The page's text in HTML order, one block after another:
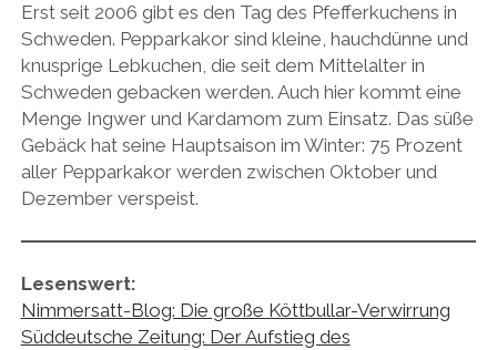
Erst seit 2006 gibt es den Tag des Pfefferkuchens in
Schweden. Pepparkakor sind kleine, hauchdünne und
knusprige Lebkuchen, die seit dem Mittelalter in
Schweden gebacken werden. Auch hier kommt eine
Menge Ingwer und Kardamom zum Einsatz. Das süße
Gebäck hat seine Hauptsaison im Winter: 75 Prozent
aller Pepparkakor werden zwischen Oktober und
Dezember verspeist.
Lesenswert:
Nimmersatt-Blog: Die große Köttbullar-Verwirrung
Süddeutsche Zeitung: Der Aufstieg des